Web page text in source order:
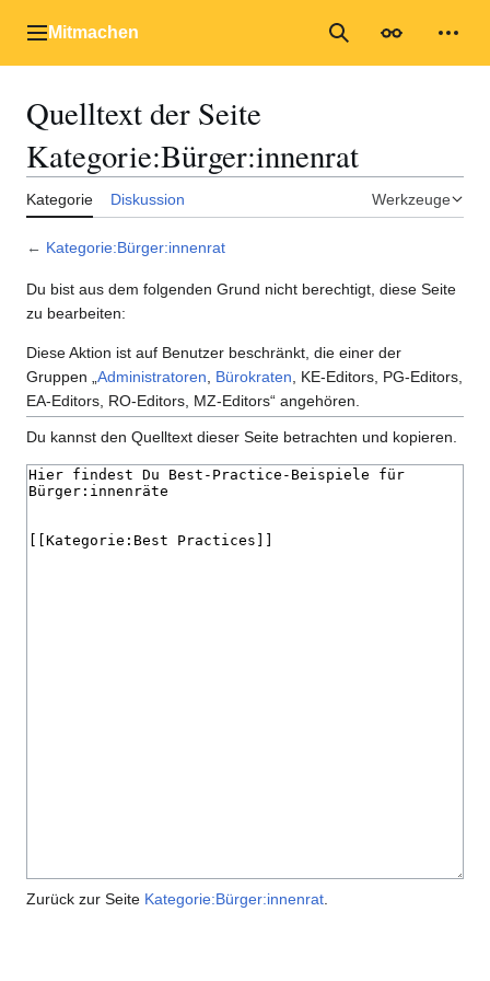
Inhalt
Hauptmenü
Mitmachen Suche
Quelltext der Seite
Kategorie:Bürger:innenrat
Kategorie Diskussion Werkzeuge
← Kategorie:Bürger:innenrat
Du bist aus dem folgenden Grund nicht berechtigt, diese Seite
zu bearbeiten:
Diese Aktion ist auf Benutzer beschränkt, die einer der
Gruppen „ Administratoren Bürokraten , KE-Editors, PG-Editors,
EA-Editors, RO-Editors, MZ-Editors“ angehören.
Du kannst den Quelltext dieser Seite betrachten und kopieren.
Zurück zur Seite Kategorie:Bürger:innenrat.